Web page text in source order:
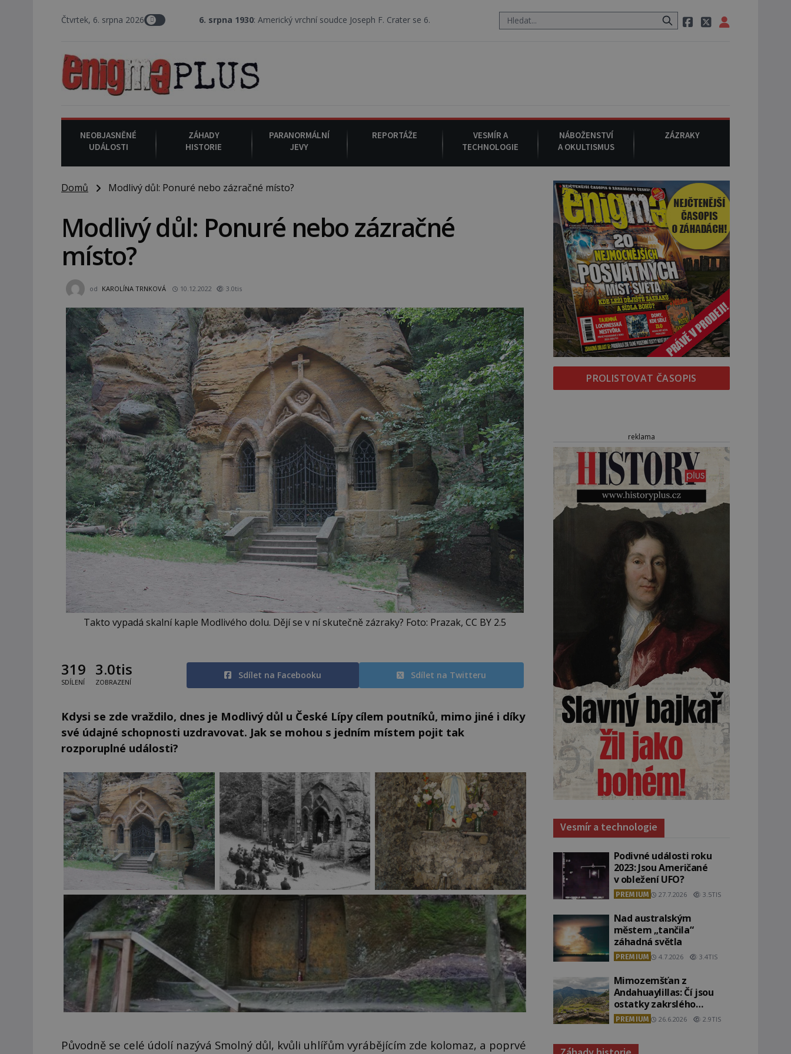
Čtvrtek, 6. srpna 2026
6. srpna 1930 : Americký vrchní soudce Joseph F. Crater se 6. srpna 1930 navečeří ve své oblíbené restauraci, pak si na ulici zavolá taxi, nasedne do něj a už ho nikdy nikdo
NEOBJASNĚNÉ
UDÁLOSTI
ZÁHADY
HISTORIE
PARANORMÁLNÍ
JEVY
REPORTÁŽE
VESMÍR A
TECHNOLOGIE
NÁBOŽENSTVÍ
A OKULTISMUS
ZÁZRAKY
Domů Modlivý důl: Ponuré nebo zázračné místo?
Modlivý důl: Ponuré nebo zázračné
místo?
od KAROLÍNA TRNKOVÁ 10.12.2022 3.0tis
Takto vypadá skalní kaple Modlivého dolu. Dějí se v ní skutečně zázraky? Foto: Prazak, CC BY 2.5
319
SDÍLENÍ
3.0tis
ZOBRAZENÍ
Sdílet na Facebooku Sdílet na Twitteru
Kdysi se zde vraždilo, dnes je Modlivý důl u České Lípy cílem poutníků, mimo jiné i díky
své údajné schopnosti uzdravovat. Jak se mohou s jedním místem pojit tak
rozporuplné události?
Původně se celé údolí nazývá Smolný důl, kvůli uhlířům vyrábějícím zde kolomaz, a poprvé
PROLISTOVAT ČASOPIS
reklama
Vesmír a technologie
Podivné události roku
2023: Jsou Američané
v obležení UFO?
PREMIUM 27.7.2026 3.5TIS
Nad australským
městem „tančila“
záhadná světla
PREMIUM 4.7.2026 3.4TIS
Mimozemšťan z
Andahuaylillas: Čí jsou
ostatky zakrslého
stvoření s ohromnou
lebkou?
PREMIUM 26.6.2026 2.9TIS